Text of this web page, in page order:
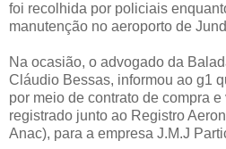
foi recolhida por policiais
manutenção no aeroporto de
Na ocasião, o advogado da
Cláudio Bessas, informou ao g1
por meio de contrato de compra
registrado junto ao Registro
Anac), para a empresa J.M.J